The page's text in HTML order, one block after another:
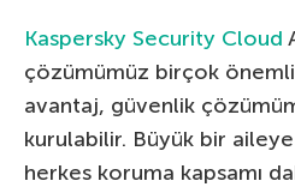
Kaspersky Security Cloud
çözümümüz birçok
avantaj, güvenlik
kurulabilir. Büyük bir
herkes koruma kapsamı